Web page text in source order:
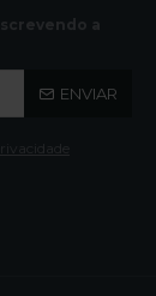
a
ENVIAR